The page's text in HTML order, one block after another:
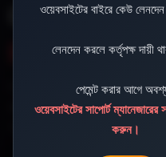
ওয়েবসাইটের বাইরে কেউ
লেনদেন করলে কর্তৃপক্ষ দায়ী
পেমেন্ট করার আগে
ওয়েবসাইটের সাপোর্ট ম্যানেজারের
করুন।
Complete
purchase
Fast, secure, and
details at your email